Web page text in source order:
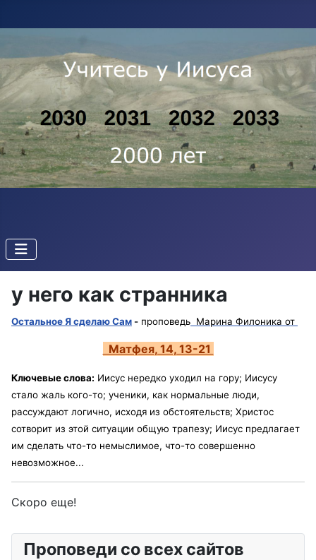
y него как странникa
Остальное Я сделаю Сам - проповедь Марина Филоникa от
Матфея, 14, 13-21
Ключевые слова: Иисус нередко уходил на гору; Иисусу
стало жаль кого-то; yченики, как нормальные люди,
рассуждают логично, исходя из обстоятельств; Христос
сотворит из этой ситуации общую трапезу; Иисус предлагает
им сделать что-то немыслимое, что-то совершенно
невозможное...
Скоро еще!
Проповеди со всех сайтов